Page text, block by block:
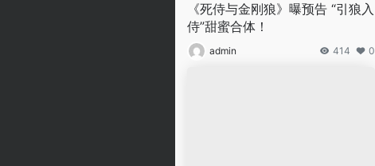
《死侍与金刚狼》曝预告 “引狼入
侍”甜蜜合体！
admin 414 0